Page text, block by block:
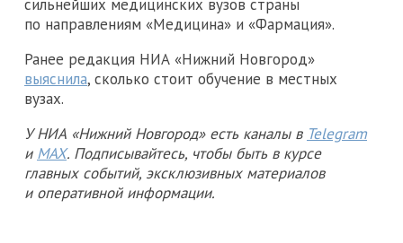
сильнейших медицинских вузов страны
по направлениям «Медицина» и «Фармация».
Ранее редакция НИА «Нижний Новгород»
выяснила, сколько стоит обучение в местных
вузах.
У НИА «Нижний Новгород» есть каналы в Telegram
и MAX. Подписывайтесь, чтобы быть в курсе
главных событий, эксклюзивных материалов
и оперативной информации.